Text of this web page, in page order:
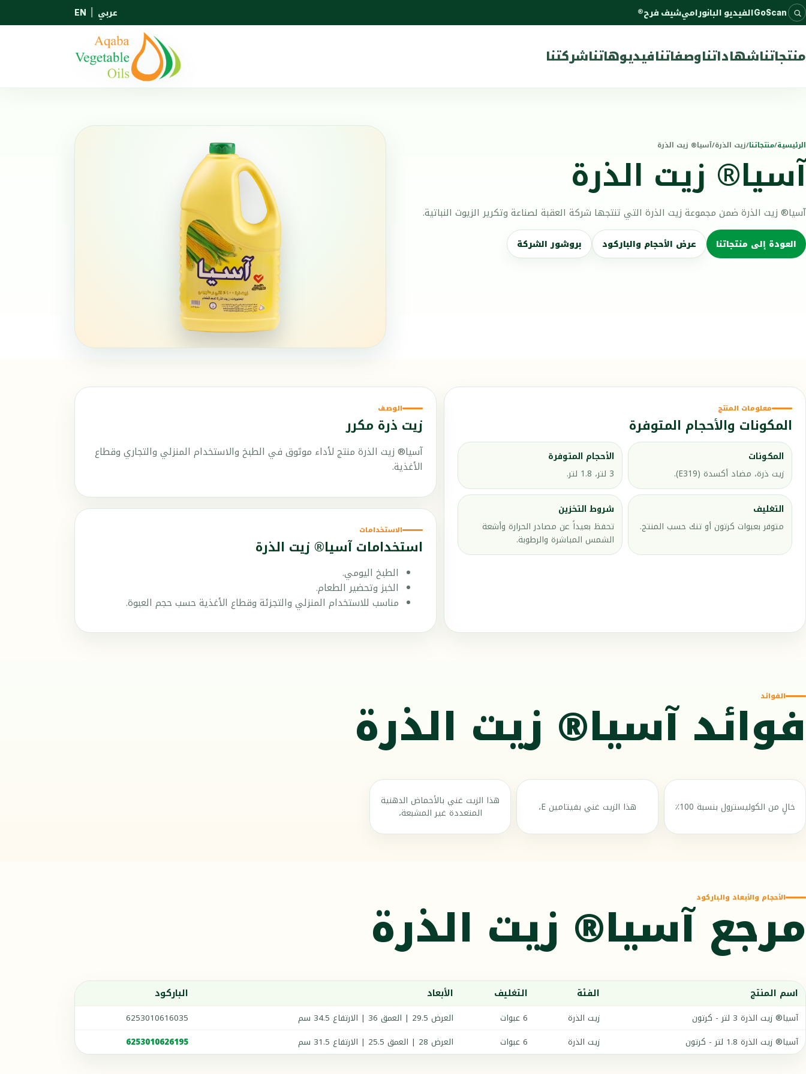
EN عربي GoScanالفيديو البانورامي®شيف فرح
منتجاتناشهاداتناوصفاتنافيديوهاتناشركتنا
الرئيسية/منتجاتنا/زيت الذرة/آسيا® زيت الذرة
آسيا® زيت الذرة
آسيا® زيت الذرة ضمن مجموعة زيت الذرة التي تنتجها شركة العقبة لصناعة وتكرير الزيوت النباتية.
العودة إلى منتجاتنا عرض الأحجام والباركود بروشور الشركة
معلومات المنتج
المكونات والأحجام المتوفرة
المكونات
زيت ذرة، مضاد أكسدة (E319).
الأحجام المتوفرة
3 لتر، 1.8 لتر.
التغليف
متوفر بعبوات كرتون أو تنك حسب المنتج.
شروط التخزين
تحفظ بعيداً عن مصادر الحرارة وأشعة
الشمس المباشرة والرطوبة.
الوصف
زيت ذرة مكرر
آسيا® زيت الذرة منتج لأداء موثوق في الطبخ والاستخدام المنزلي والتجاري وقطاع
الأغذية.
الاستخدامات
استخدامات آسيا® زيت الذرة
الطبخ اليومي.
الخبز وتحضير الطعام.
مناسب للاستخدام المنزلي والتجزئة وقطاع الأغذية حسب حجم العبوة.
الفوائد
فوائد آسيا® زيت الذرة
خالٍ من الكوليسترول بنسبة 100٪ هذا الزيت غني بفيتامين E،
هذا الزيت غني بالأحماض الدهنية
المتعددة غير المشبعة،
الأحجام والأبعاد والباركود
مرجع آسيا® زيت الذرة
اسم المنتج الفئة التغليف الأبعاد الباركود
آسيا® زيت الذرة 3 لتر - كرتون زيت الذرة 6 عبوات العرض 29.5 | العمق 36 | الارتفاع 34.5 سم
6253010616035
آسيا® زيت الذرة 1.8 لتر - كرتون
زيت الذرة 6 عبوات العرض 28 | العمق 25.5 | الارتفاع 31.5 سم 6253010626195